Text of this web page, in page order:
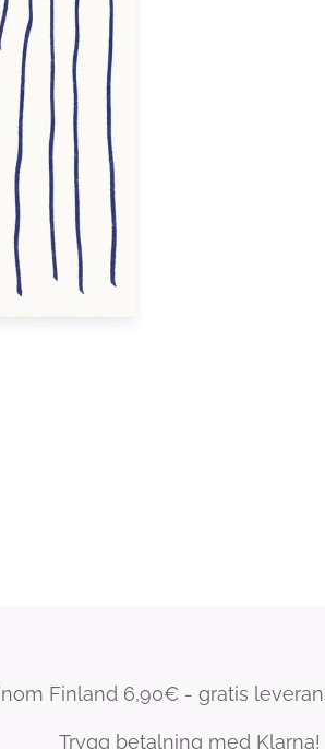
Finland 6,90€ - gratis
Trygg betalning med Klarna!